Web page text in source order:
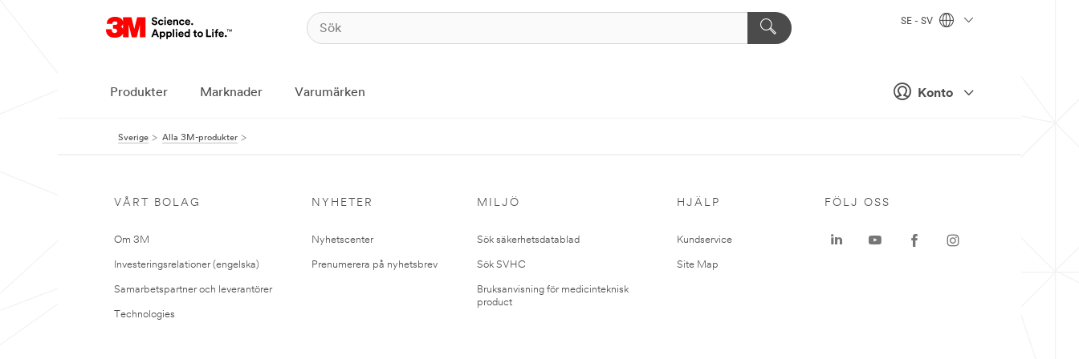
Konto
SE - SV
Produkter Marknader Varumärken
Sverige Alla 3M-produkter
VÅRT BOLAG
Om 3M
Investeringsrelationer (engelska)
Samarbetspartner och leverantörer
Technologies
NYHETER
Nyhetscenter
Prenumerera på nyhetsbrev
MILJÖ
Sök säkerhetsdatablad
Sök SVHC
Bruksanvisning för medicinteknisk
product
HJÄLP
Kundservice
Site Map
FÖLJ OSS